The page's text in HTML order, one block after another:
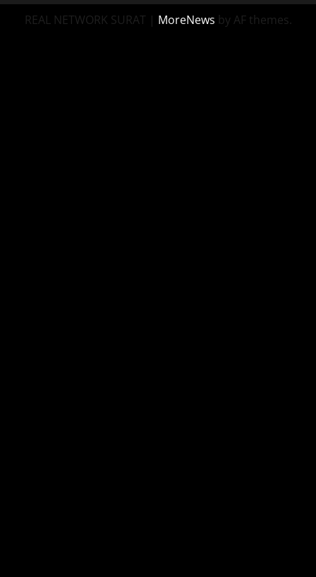
REAL NETWORK SURAT | MoreNews by AF themes.